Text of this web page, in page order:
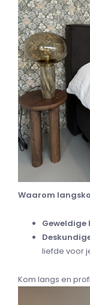
Waarom
liefde voor
Kom langs en